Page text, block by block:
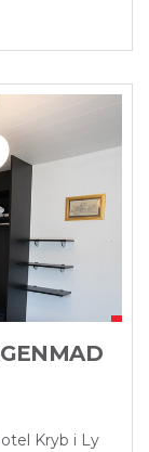
Kryb i Ly